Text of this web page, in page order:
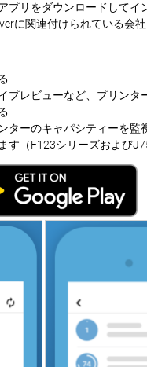
プリをダウンロードしてイ
に関連付けられている会
プレビューなど、プリンタ
ターのキャパシティーを監
す（F123シリーズおよび